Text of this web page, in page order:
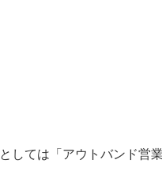
しては「アウトバンド営